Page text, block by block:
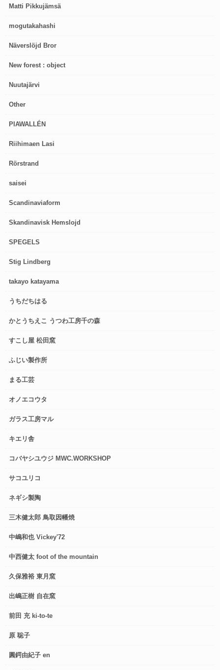
Matti Pikkujämsä
mogutakahashi
Näverslöjd Bror
New forest : object
Nuutajärvi
Other
PIAWALLÉN
Riihimaen Lasi
Rörstrand
saisei
Scandinaviaform
Skandinavisk Hemslojd
SPEGELS
Stig Lindberg
takayo katayama
うちだちはる
かとうちえこ うつわ工房千の森
すこし屋 松田窯
ふじい製作所
まる工芸
オノエコウタ
ガラス工房マル
キエリ舎
コバヤシユウジ MWC.WORKSHOP
サコユリコ
ネギシ製陶
三木健太郎 鳥取因幡焼
中嶋和也 Vickey'72
中西健太 foot of the mountain
久保雅裕 東月窯
出嶋正樹 自在窯
前田 充 ki-to-te
原 聡子
圓鍔由紀子 en